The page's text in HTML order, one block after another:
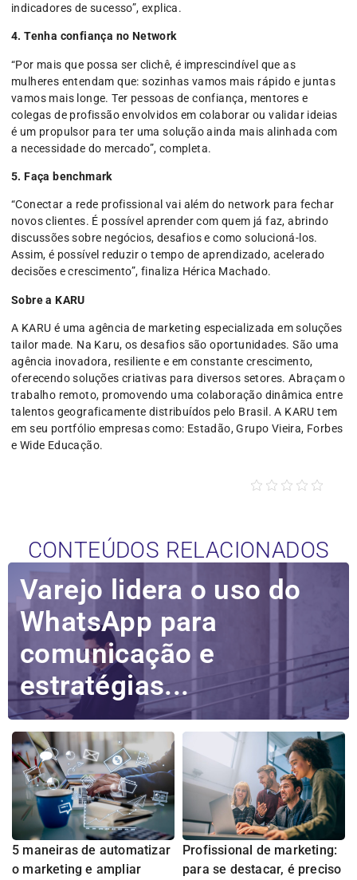
indicadores de sucesso”, explica.
4. Tenha confiança no Network
“Por mais que possa ser clichê, é imprescindível que as
mulheres entendam que: sozinhas vamos mais rápido e juntas
vamos mais longe. Ter pessoas de confiança, mentores e
colegas de profissão envolvidos em colaborar ou validar ideias
é um propulsor para ter uma solução ainda mais alinhada com
a necessidade do mercado”, completa.
5. Faça benchmark
“Conectar a rede profissional vai além do network para fechar
novos clientes. É possível aprender com quem já faz, abrindo
discussões sobre negócios, desafios e como solucioná-los.
Assim, é possível reduzir o tempo de aprendizado, acelerado
decisões e crescimento”, finaliza Hérica Machado.
Sobre a KARU
A KARU é uma agência de marketing especializada em soluções
tailor made. Na Karu, os desafios são oportunidades. São uma
agência inovadora, resiliente e em constante crescimento,
oferecendo soluções criativas para diversos setores. Abraçam o
trabalho remoto, promovendo uma colaboração dinâmica entre
talentos geograficamente distribuídos pelo Brasil. A KARU tem
em seu portfólio empresas como: Estadão, Grupo Vieira, Forbes
e Wide Educação.
CONTEÚDOS RELACIONADOS
Varejo lidera o uso do
WhatsApp para
comunicação e
estratégias...
5 maneiras de automatizar
o marketing e ampliar
Profissional de marketing:
para se destacar, é preciso